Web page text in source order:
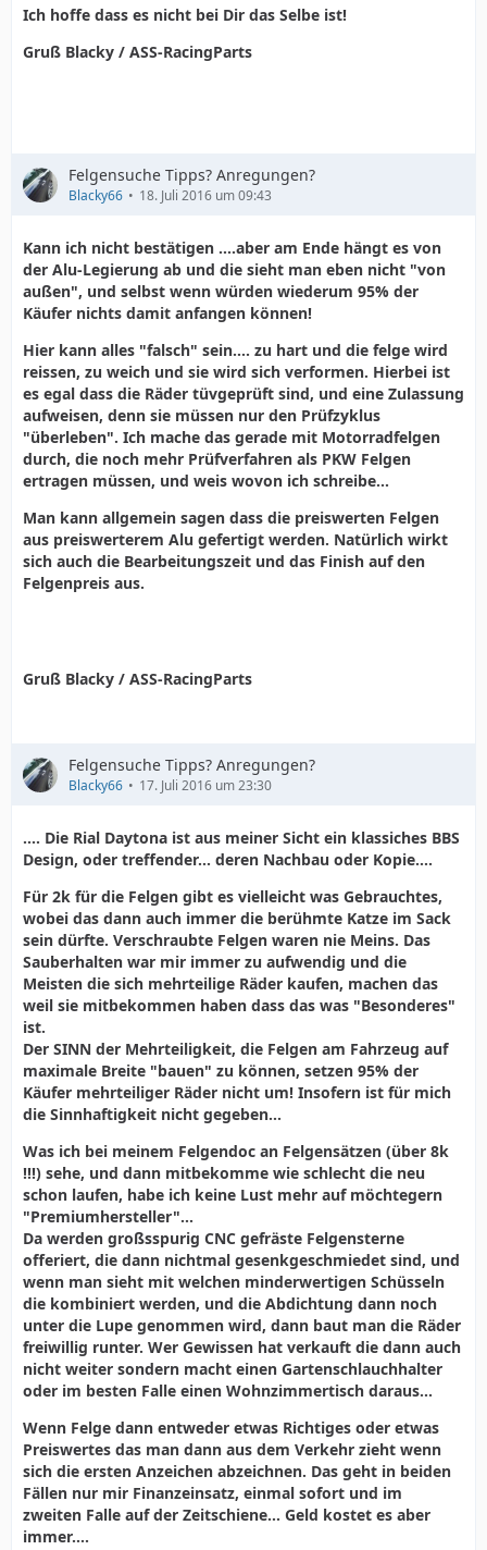
Ich hoffe dass es nicht bei Dir das Selbe ist!
Gruß Blacky / ASS-RacingParts
Felgensuche Tipps? Anregungen?
Blacky66 18. Juli 2016 um 09:43
Kann ich nicht bestätigen ....aber am Ende hängt es von
der Alu-Legierung ab und die sieht man eben nicht "von
außen", und selbst wenn würden wiederum 95% der
Käufer nichts damit anfangen können!
Hier kann alles "falsch" sein.... zu hart und die felge wird
reissen, zu weich und sie wird sich verformen. Hierbei ist
es egal dass die Räder tüvgeprüft sind, und eine Zulassung
aufweisen, denn sie müssen nur den Prüfzyklus
"überleben". Ich mache das gerade mit Motorradfelgen
durch, die noch mehr Prüfverfahren als PKW Felgen
ertragen müssen, und weis wovon ich schreibe...
Man kann allgemein sagen dass die preiswerten Felgen
aus preiswerterem Alu gefertigt werden. Natürlich wirkt
sich auch die Bearbeitungszeit und das Finish auf den
Felgenpreis aus.
Gruß Blacky / ASS-RacingParts
Felgensuche Tipps? Anregungen?
Blacky66 17. Juli 2016 um 23:30
.... Die Rial Daytona ist aus meiner Sicht ein klassiches BBS
Design, oder treffender... deren Nachbau oder Kopie....
Für 2k für die Felgen gibt es vielleicht was Gebrauchtes,
wobei das dann auch immer die berühmte Katze im Sack
sein dürfte. Verschraubte Felgen waren nie Meins. Das
Sauberhalten war mir immer zu aufwendig und die
Meisten die sich mehrteilige Räder kaufen, machen das
weil sie mitbekommen haben dass das was "Besonderes"
ist.
Der SINN der Mehrteiligkeit, die Felgen am Fahrzeug auf
maximale Breite "bauen" zu können, setzen 95% der
Käufer mehrteiliger Räder nicht um! Insofern ist für mich
die Sinnhaftigkeit nicht gegeben...
Was ich bei meinem Felgendoc an Felgensätzen (über 8k
!!!) sehe, und dann mitbekomme wie schlecht die neu
schon laufen, habe ich keine Lust mehr auf möchtegern
"Premiumhersteller"...
Da werden großsspurig CNC gefräste Felgensterne
offeriert, die dann nichtmal gesenkgeschmiedet sind, und
wenn man sieht mit welchen minderwertigen Schüsseln
die kombiniert werden, und die Abdichtung dann noch
unter die Lupe genommen wird, dann baut man die Räder
freiwillig runter. Wer Gewissen hat verkauft die dann auch
nicht weiter sondern macht einen Gartenschlauchhalter
oder im besten Falle einen Wohnzimmertisch daraus...
Wenn Felge dann entweder etwas Richtiges oder etwas
Preiswertes das man dann aus dem Verkehr zieht wenn
sich die ersten Anzeichen abzeichnen. Das geht in beiden
Fällen nur mir Finanzeinsatz, einmal sofort und im
zweiten Falle auf der Zeitschiene... Geld kostet es aber
immer....